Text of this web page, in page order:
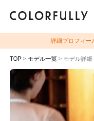
詳細プロフィー
TOP > モデル一覧 > モデル詳細